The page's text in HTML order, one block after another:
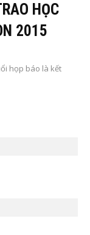
HỌC
2015
họp báo là kết